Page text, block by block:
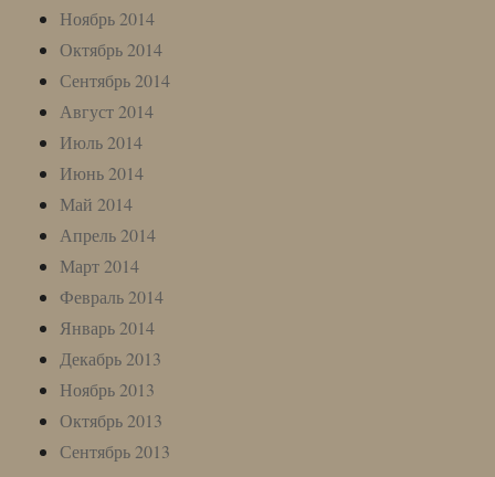
Ноябрь 2014
Октябрь 2014
Сентябрь 2014
Август 2014
Июль 2014
Июнь 2014
Май 2014
Апрель 2014
Март 2014
Февраль 2014
Январь 2014
Декабрь 2013
Ноябрь 2013
Октябрь 2013
Сентябрь 2013